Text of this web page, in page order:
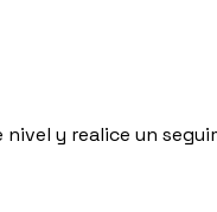
y realice un